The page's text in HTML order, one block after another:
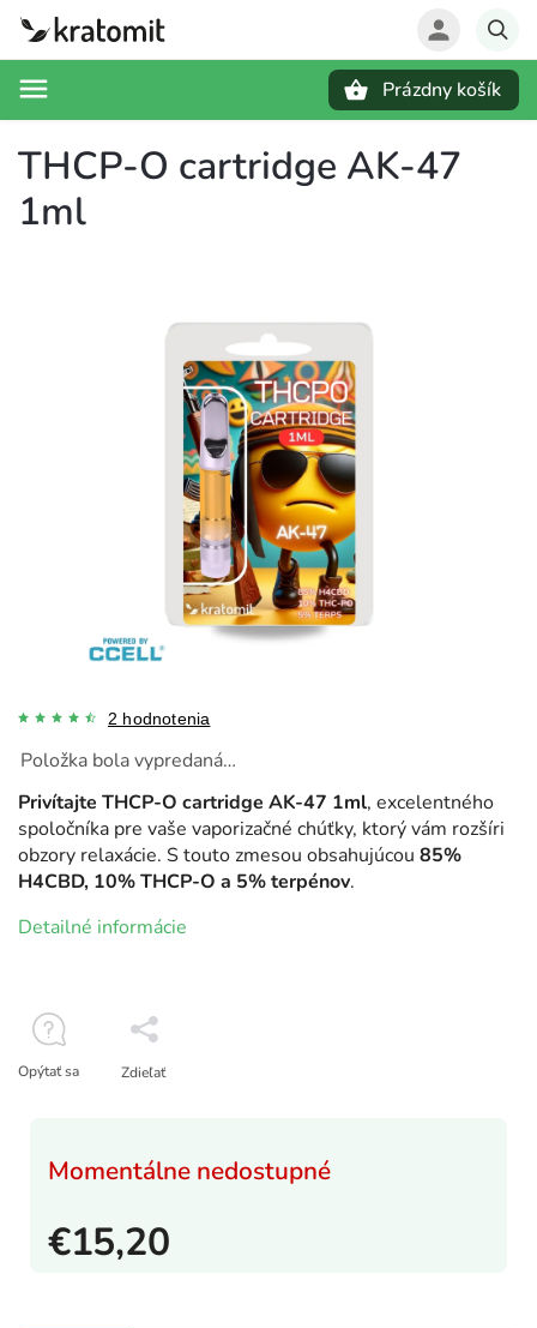
Prázdny košík
THCP-O cartridge AK-47
1ml
2 hodnotenia
€15,20
Momentálne nedostupné
Položka bola vypredaná…
Privítajte THCP-O cartridge AK-47 1ml, excelentného
spoločníka pre vaše vaporizačné chúťky, ktorý vám rozšíri
obzory relaxácie. S touto zmesou obsahujúcou 85%
H4CBD, 10% THCP-O a 5% terpénov.
Detailné informácie
Opýtať sa Zdieľať